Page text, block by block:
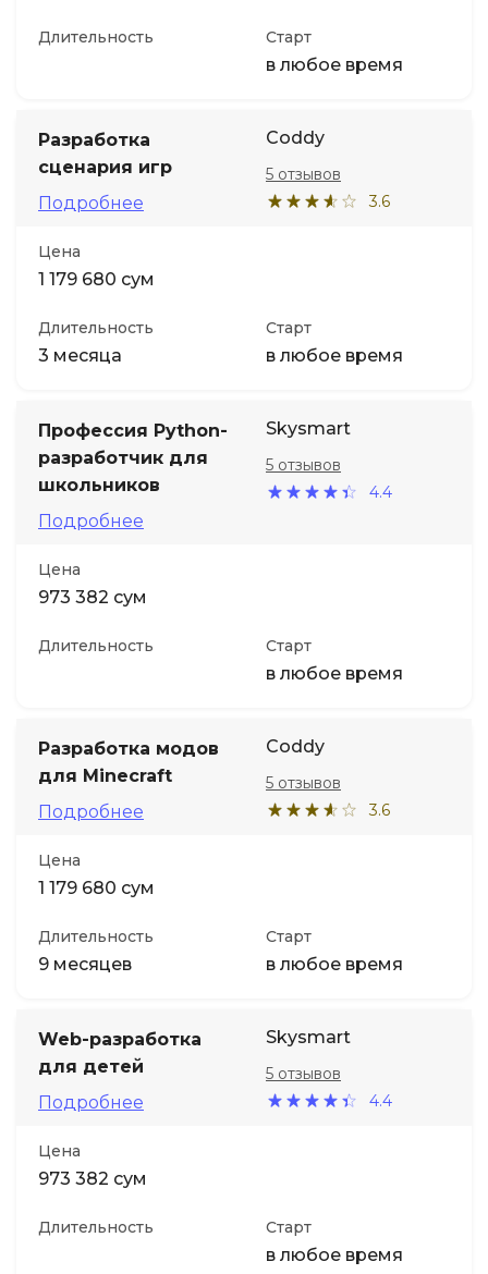
Длительность Старт
в любое время
Разработка
сценария игр
Подробнее
Coddy
3.6
5 отзывов
Цена
1 179 680 сум
Длительность
3 месяца
Старт
в любое время
Профессия Python-
разработчик для
школьников
Подробнее
Skysmart
4.4
5 отзывов
Цена
973 382 сум
Длительность Старт
в любое время
Разработка модов
для Minecraft
Подробнее
Coddy
3.6
5 отзывов
Цена
1 179 680 сум
Длительность
9 месяцев
Старт
в любое время
Web-разработка
для детей
Подробнее
Skysmart
4.4
5 отзывов
Цена
973 382 сум
Длительность Старт
в любое время